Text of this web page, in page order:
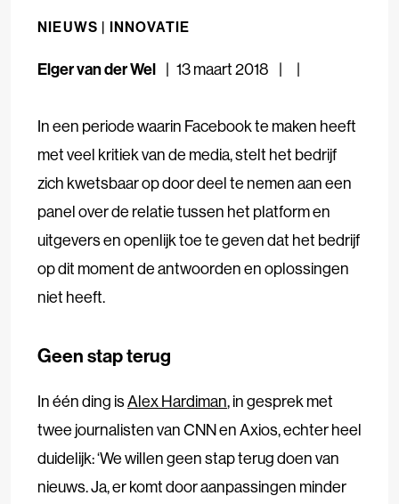
NIEUWS | INNOVATIE
Elger van der Wel 13 maart 2018
In een periode waarin Facebook te maken heeft
met veel kritiek van de media, stelt het bedrijf
zich kwetsbaar op door deel te nemen aan een
panel over de relatie tussen het platform en
uitgevers en openlijk toe te geven dat het bedrijf
op dit moment de antwoorden en oplossingen
niet heeft.
Geen stap terug
In één ding isAlex Hardiman, in gesprek met
twee journalisten van CNN en Axios, echter heel
duidelijk: ‘We willen geen stap terug doen van
nieuws. Ja, er komt door aanpassingen minder